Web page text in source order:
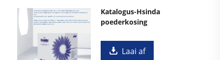
Katalogus-Hsinda
poederkosing
Laai af